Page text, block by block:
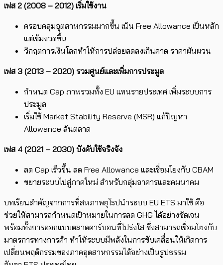
เฟส 2 (2008 – 2012) เริ่มใช้งาน
ครอบคลุมอุตสาหกรรมมากขึ้น เน้น Free Allowance เป็นหลัก
แต่เข้มงวดขึ้น
วิกฤตการเงินโลกทำให้การปล่อยลดลงเกินคาด ราคาผันผวน
เฟส 3 (2013 – 2020) รวมศูนย์และเพิ่มการประมูล
กำหนด Cap ภาพรวมทั้ง EU แทนรายประเทศ เพิ่มระบบการ
ประมูล
เริ่มใช้ Market Stability Reserve (MSR) แก้ปัญหา
Allowance ล้นตลาด
เฟส 4 (2021 – 2030) บังคับใช้จริงจัง
ลด Cap เร็วขึ้น ลด Free Allowance และเชื่อมโยงกับ CBAM
ขยายระบบไปสู่ภาคใหม่ สำหรับกลุ่มอาคารและคมนาคม
บทเรียนสำคัญจากการที่สหภาพยุโรปนำระบบ EU ETS มาใช้ คือ
ช่วยให้สามารถกำหนดเป้าหมายในการลด GHG ได้อย่างชัดเจน
พร้อมทั้งการออกแบบตลาดคาร์บอนที่โปร่งใส ซึ่งสามารถเชื่อมโยงกับ
มาตรการทางการค้า ทำให้ระบบมีพลังใน​การขับเคลื่อนให้เกิดการ
เปลี่ยนพฤติกรรมของ​ภาคอุตสาหกรรมได้อย่างเป็นรูปธรรม